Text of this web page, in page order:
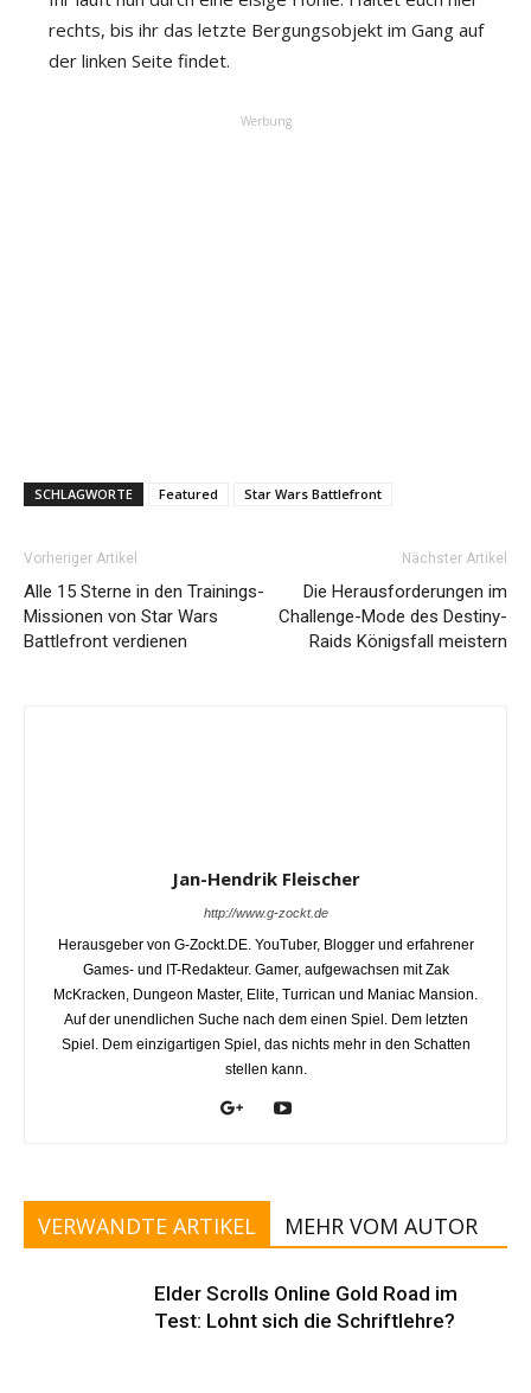
rechts, bis ihr das letzte Bergungsobjekt im Gang auf
der linken Seite findet.
Werbung
SCHLAGWORTE Featured Star Wars Battlefront
Vorheriger Artikel
Alle 15 Sterne in den Trainings-
Missionen von Star Wars
Battlefront verdienen
Nächster Artikel
Die Herausforderungen im
Challenge-Mode des Destiny-
Raids Königsfall meistern
Jan-Hendrik Fleischer
http://www.g-zockt.de
Herausgeber von G-Zockt.DE. YouTuber, Blogger und erfahrener
Games- und IT-Redakteur. Gamer, aufgewachsen mit Zak
McKracken, Dungeon Master, Elite, Turrican und Maniac Mansion.
Auf der unendlichen Suche nach dem einen Spiel. Dem letzten
Spiel. Dem einzigartigen Spiel, das nichts mehr in den Schatten
stellen kann.
VERWANDTE ARTIKEL MEHR VOM AUTOR
Elder Scrolls Online Gold Road im
Test: Lohnt sich die Schriftlehre?